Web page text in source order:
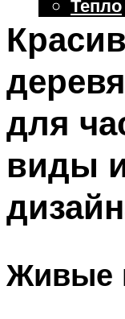
Тепло
Крыша
Ворота
Меню
для
виды
Живые